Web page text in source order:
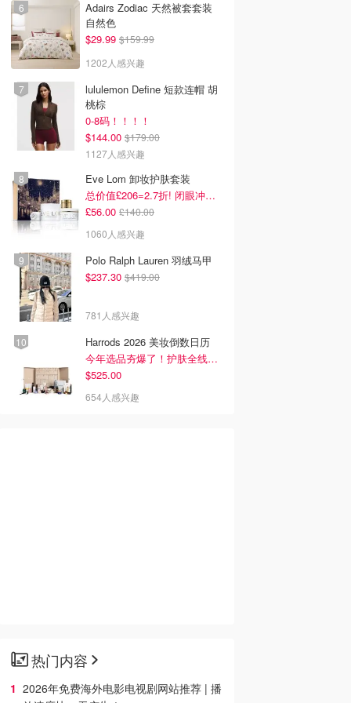
Adairs Zodiac 天然被套套装
自然色
$29.99 $159.99
1202人感兴趣
lululemon Define 短款连帽 胡
桃棕
0-8码！！！！
$144.00 $179.00
1127人感兴趣
Eve Lom 卸妆护肤套装
总价值£206=2.7折! 闭眼冲这套
£56.00 £140.00
1060人感兴趣
Polo Ralph Lauren 羽绒马甲
$237.30 $419.00
781人感兴趣
Harrods 2026 美妆倒数日历
今年选品夯爆了！护肤全线都很绝
$525.00
654人感兴趣
热门内容
2026年免费海外电影电视剧网站推荐 | 播